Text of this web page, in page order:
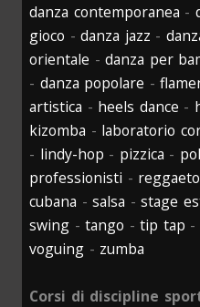
danza contemporanea -
gioco -danza jazz -
orientale -danza per
- danza popolare -
artistica - heels dance -
kizomba - laboratorio
- lindy-hop - pizzica -
professionisti -
cubana -salsa -stage
swing -tango -tip tap
voguing - zumba
Corsi di discipline